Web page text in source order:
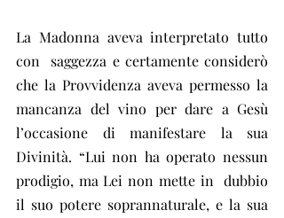
La Madonna aveva interpretato tutto
con  saggezza e certamente considerò
che la Provvidenza aveva permesso la
mancanza del vino per dare a Gesù
l’occasione di manifestare la sua
Divinità. “Lui non ha operato nessun
prodigio, ma Lei non mette in  dubbio
il suo potere soprannaturale, e la sua